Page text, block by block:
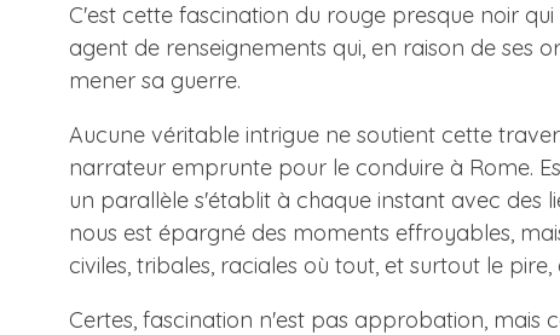
C'est cette fascination du rouge presque noir
agent de renseignements qui, en raison de ses
mener sa guerre.
Aucune véritable intrigue ne soutient cette
narrateur emprunte pour le conduire à Rome.
un parallèle s'établit à chaque instant avec des
nous est épargné des moments effroyables,
civiles, tribales, raciales où tout, et surtout le
Certes, fascination n'est pas approbation, mais